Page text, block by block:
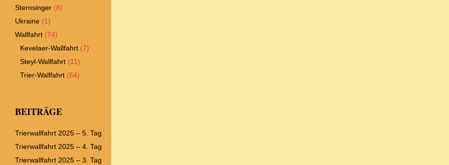
Sternsinger (8)
Ukraine (1)
Wallfahrt (74)
Kevelaer-Wallfahrt (7)
Steyl-Wallfahrt (11)
Trier-Wallfahrt (54)
BEITRÄGE
Trierwallfahrt 2025 – 5. Tag
Trierwallfahrt 2025 – 4. Tag
Trierwallfahrt 2025 – 3. Tag